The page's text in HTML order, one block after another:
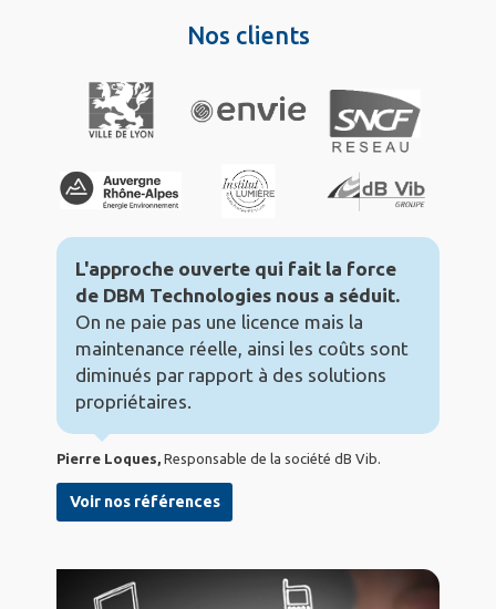
Nos clients
L'approche ouverte qui fait la force
de DBM Technologies nous a séduit.
On ne paie pas une licence mais la
maintenance réelle, ainsi les coûts sont
diminués par rapport à des solutions
propriétaires.
Pierre Loques, Responsable de la société dB Vib.
Voir nos références